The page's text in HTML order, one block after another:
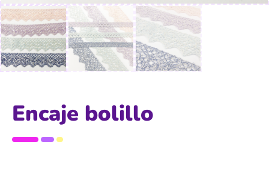
Encaje bolillo